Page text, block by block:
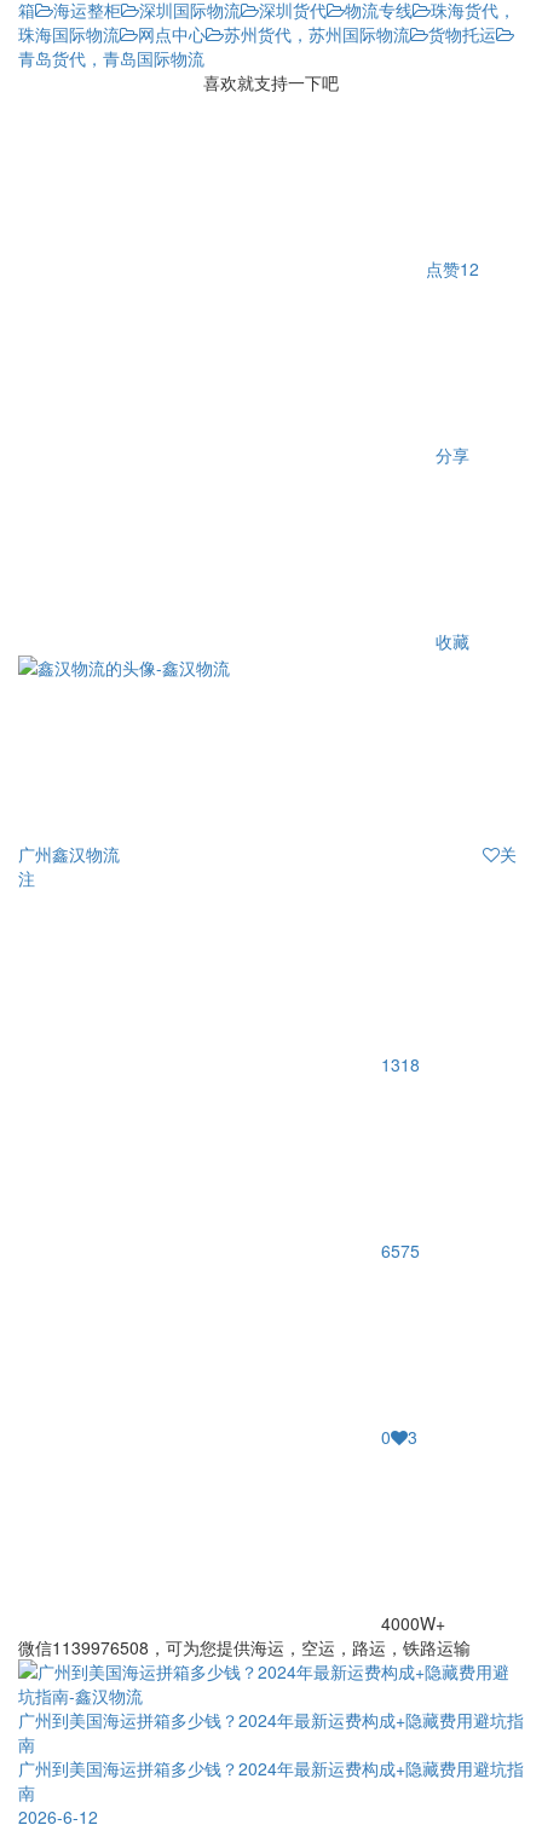
箱 海运整柜 深圳国际物流 深圳货代 物流专线
珠海货代，
珠海国际物流
网点中心 苏州货代，苏州国际物流
货物托运
青岛货代，青岛国际物流
喜欢就支持一下吧
点赞12
分享
收藏
广州鑫汉物流
关
注
1318
6575
0 3
4000W+
微信1139976508，可为您提供海运，空运，路运，铁路运输
广州到美国海运拼箱多少钱？2024年最新运费构成+隐藏费用避坑指
南
广州到美国海运拼箱多少钱？2024年最新运费构成+隐藏费用避坑指
南
2026-6-12